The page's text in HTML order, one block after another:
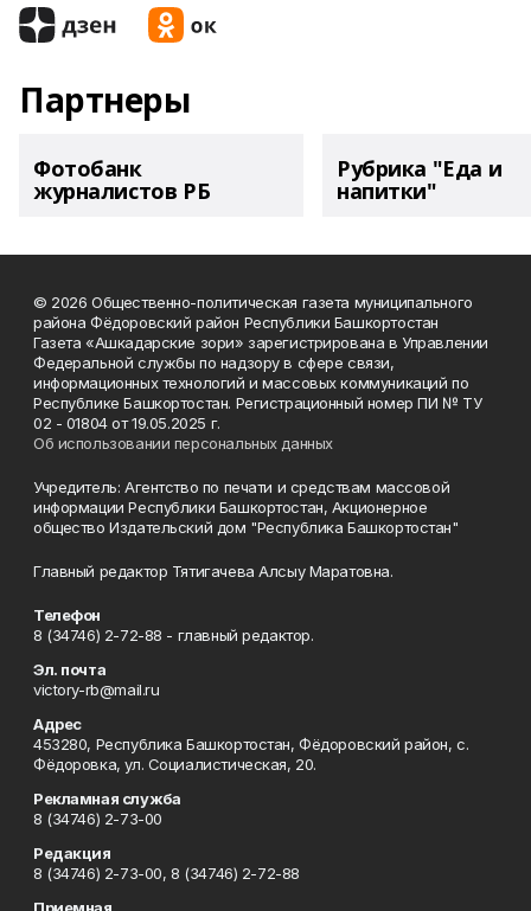
Партнеры
Фотобанк
журналистов РБ
Рубрика "Еда и
напитки"
© 2026 Общественно-политическая газета муниципального
района Фёдоровский район Республики Башкортостан
Газета «Ашкадарские зори» зарегистрирована в Управлении
Федеральной службы по надзору в сфере связи,
информационных технологий и массовых коммуникаций по
Республике Башкортостан. Регистрационный номер ПИ № ТУ
02 - 01804 от 19.05.2025 г.
Об использовании персональных данных
Учредитель: Агентство по печати и средствам массовой
информации Республики Башкортостан, Акционерное
общество Издательский дом "Республика Башкортостан"
Главный редактор Тятигачева Алсыу Маратовна.
Телефон
8 (34746) 2-72-88 - главный редактор.
Эл. почта
victory-rb@mail.ru
Адрес
453280, Республика Башкортостан, Фёдоровский район, с.
Фёдоровка, ул. Социалистическая, 20.
Рекламная служба
8 (34746) 2-73-00
Редакция
8 (34746) 2-73-00, 8 (34746) 2-72-88